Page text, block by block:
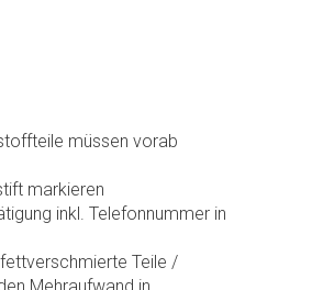
müssen vorab
markieren
inkl. Telefonnummer in
Teile /